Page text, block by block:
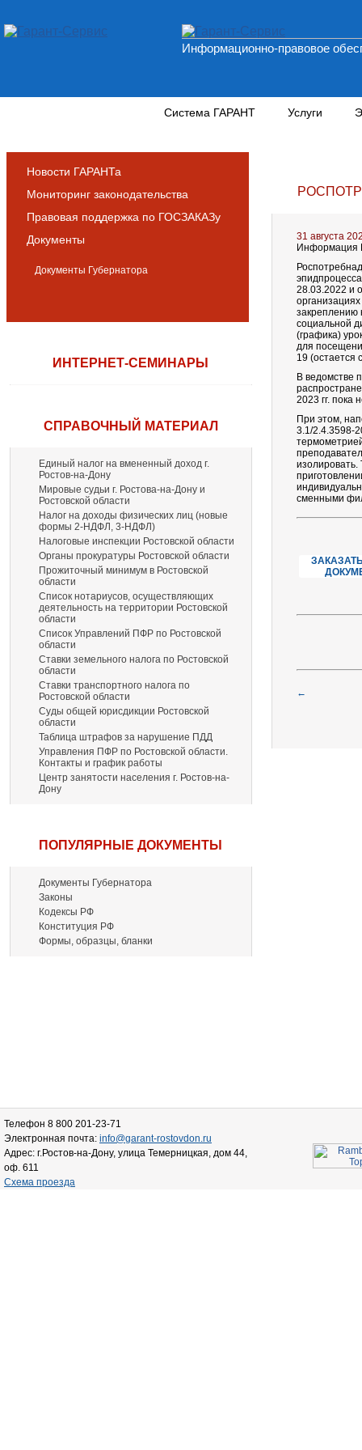
Информационно-правовое
Система ГАРАНТ Услуги
Новости ГАРАНТа
Мониторинг законодательства
Правовая поддержка по ГОСЗАКАЗу
Документы
Документы Губернатора
ИНТЕРНЕТ-СЕМИНАРЫ
СПРАВОЧНЫЙ МАТЕРИАЛ
Единый налог на вмененный доход г.
Ростов-на-Дону
Мировые судьи г. Ростова-на-Дону и
Ростовской области
Налог на доходы физических лиц (новые
формы 2-НДФЛ, 3-НДФЛ)
Налоговые инспекции Ростовской области
Органы прокуратуры Ростовской области
Прожиточный минимум в Ростовской
области
Список нотариусов, осуществляющих
деятельность на территории Ростовской
области
Список Управлений ПФР по Ростовской
области
Ставки земельного налога по Ростовской
области
Ставки транспортного налога по
Ростовской области
Суды общей юрисдикции Ростовской
области
Таблица штрафов за нарушение ПДД
Управления ПФР по Ростовской области.
Контакты и график работы
Центр занятости населения г. Ростов-на-
Дону
ПОПУЛЯРНЫЕ ДОКУМЕНТЫ
Документы Губернатора
Законы
Кодексы РФ
Конституция РФ
Формы, образцы, бланки
31 августа
Информация
28.03.2022 и
закреплению
социальной
(графика)
для
19 (остается
В ведомстве
2023 гг. пока
При этом,
3.1/2.4.3598-
изолировать.
сменными
←
Телефон 8 800 201-23-71
Электронная почта: info@garant-rostovdon.ru
Адрес: г.Ростов-на-Дону, улица Темерницкая, дом 44,
оф. 611
Схема проезда